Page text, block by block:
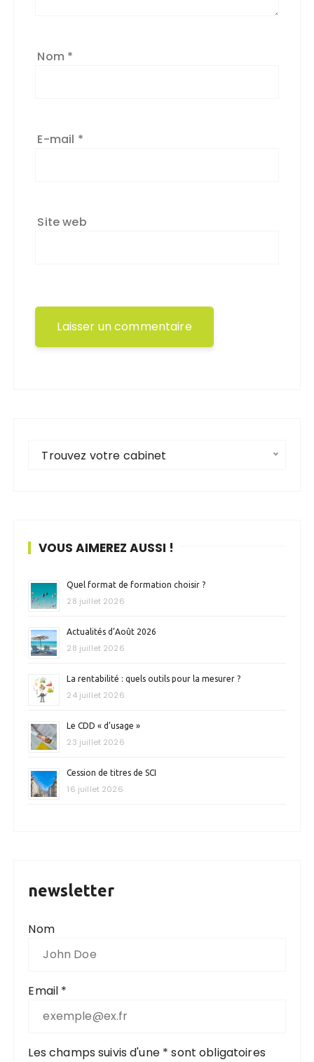
Nom *
E-mail *
Site web
Trouvez votre cabinet
VOUS AIMEREZ AUSSI !
Quel format de formation choisir ?
28 juillet 2026
Actualités d’Août 2026
28 juillet 2026
La rentabilité : quels outils pour la mesurer ?
24 juillet 2026
Le CDD « d’usage »
23 juillet 2026
Cession de titres de SCI
16 juillet 2026
newsletter
Nom
Email *
Les champs suivis d'une * sont obligatoires